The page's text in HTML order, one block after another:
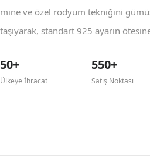
mine ve özel rodyum tekniğini
taşıyarak, standart 925 ayarın
50+
Ülkeye İhracat
550+
Satış Noktası